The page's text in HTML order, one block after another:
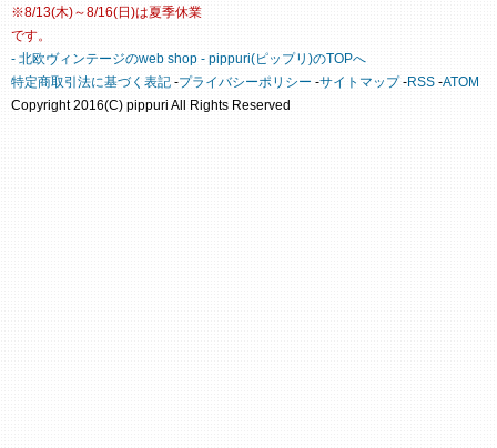
※8/13(木)～8/16(日)は夏季休業
です。
- 北欧ヴィンテージのweb shop - pippuri(ピップリ)のTOPへ
特定商取引法に基づく表記 -プライバシーポリシー -サイトマップ-RSS -ATOM
Copyright 2016(C) pippuri All Rights Reserved